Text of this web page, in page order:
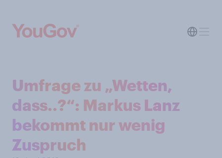
Umfrage zu „Wetten,
dass..?“: Markus Lanz
bekommt nur wenig
Zuspruch